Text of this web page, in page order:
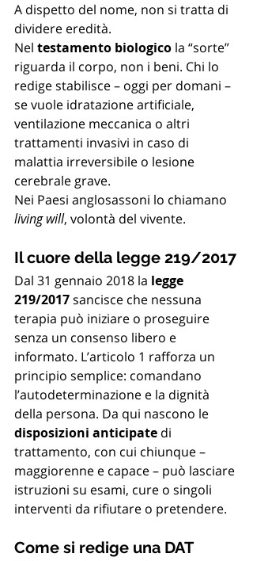
A dispetto del nome, non si tratta di
dividere eredità.
Nel testamento biologico la “sorte”
riguarda il corpo, non i beni. Chi lo
redige stabilisce – oggi per domani –
se vuole idratazione artificiale,
ventilazione meccanica o altri
trattamenti invasivi in caso di
malattia irreversibile o lesione
cerebrale grave.
Nei Paesi anglosassoni lo chiamano
living will, volontà del vivente.
Il cuore della legge 219/2017
Dal 31 gennaio 2018 la legge
219/2017 sancisce che nessuna
terapia può iniziare o proseguire
senza un consenso libero e
informato. L’articolo 1 rafforza un
principio semplice: comandano
l’autodeterminazione e la dignità
della persona. Da qui nascono le
disposizioni anticipate di
trattamento, con cui chiunque –
maggiorenne e capace – può lasciare
istruzioni su esami, cure o singoli
interventi da rifiutare o pretendere.
Come si redige una DAT